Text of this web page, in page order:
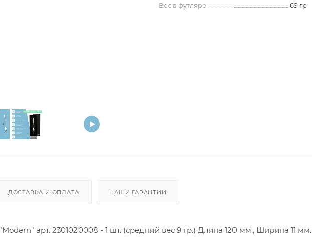
Вес в футляре
69 гр
ДОСТАВКА И ОПЛАТА НАШИ ГАРАНТИИ
арт. 2301020008 - 1 шт. (средний вес 9 гр.) Длина 120 мм., Ширина 11 мм.